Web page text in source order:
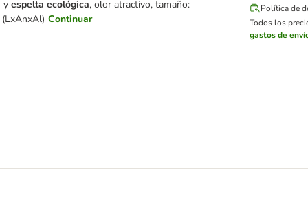
y espelta ecológica, olor atractivo, tamaño:
Continuar
Política de
Todos los
gastos de